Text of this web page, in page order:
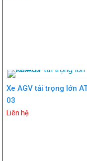
Xe AGV tải trọng lớn
03
Liên hệ